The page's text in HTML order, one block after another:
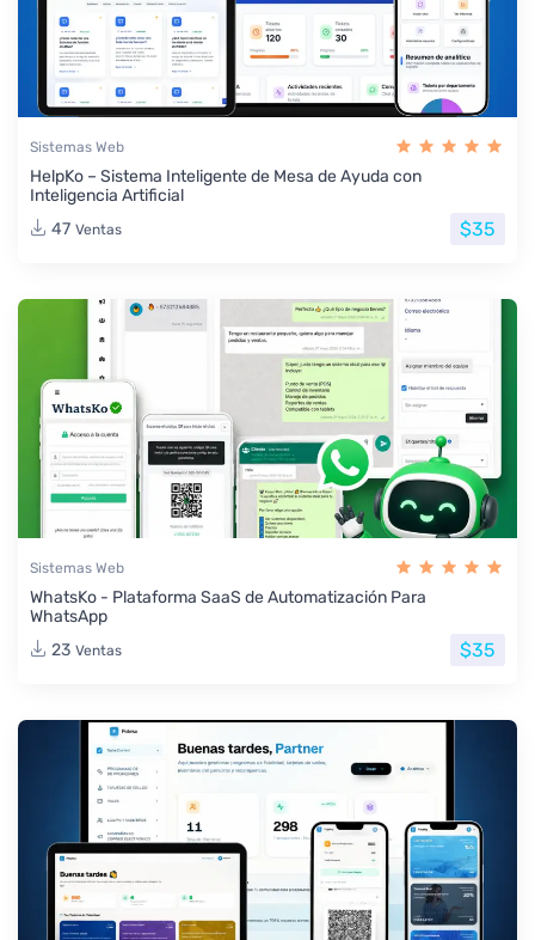
Sistemas Web
HelpKo – Sistema Inteligente de Mesa de Ayuda con
Inteligencia Artificial
47 Ventas $35
Sistemas Web
WhatsKo - Plataforma SaaS de Automatización Para
WhatsApp
23 Ventas $35